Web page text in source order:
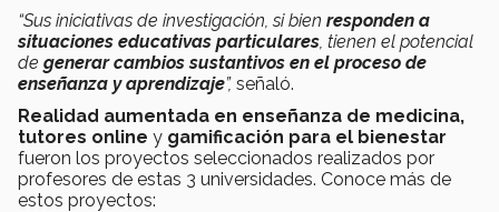
“Sus iniciativas de investigación, si bien responden a
situaciones educativas particulares , tienen el potencial
de generar cambios sustantivos en el proceso de
enseñanza y aprendizaje”, señaló.
Realidad aumentada en enseñanza de medicina,
tutores online y gamificación para el bienestar
fueron los proyectos seleccionados realizados por
profesores de estas 3 universidades. Conoce más de
estos proyectos: